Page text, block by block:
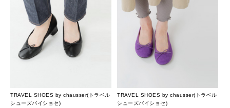
TRAVEL SHOES by chausser(トラベル
シューズバイショセ)
TRAVEL SHOES by chausser(トラベル
シューズバイショセ)